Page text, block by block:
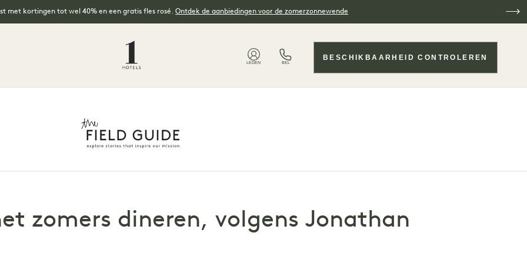
met kortingen tot wel 40% en een gratis fles rosé. Ontdek de aanbiedingen voor de zomerzonnewende
LEDEN BEL
BESCHIKBAARHEID CONTROLEREN
zomers dineren, volgens Jonathan